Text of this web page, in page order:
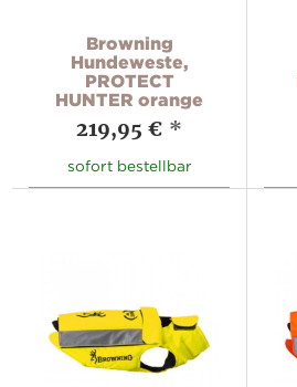
Browning
Hundeweste,
PROTECT
HUNTER orange
219,95 € *
sofort bestellbar